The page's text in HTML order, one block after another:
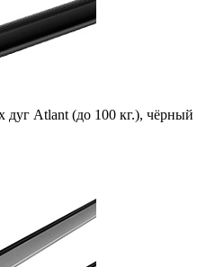
Atlant (до 100 кг.), чёрный